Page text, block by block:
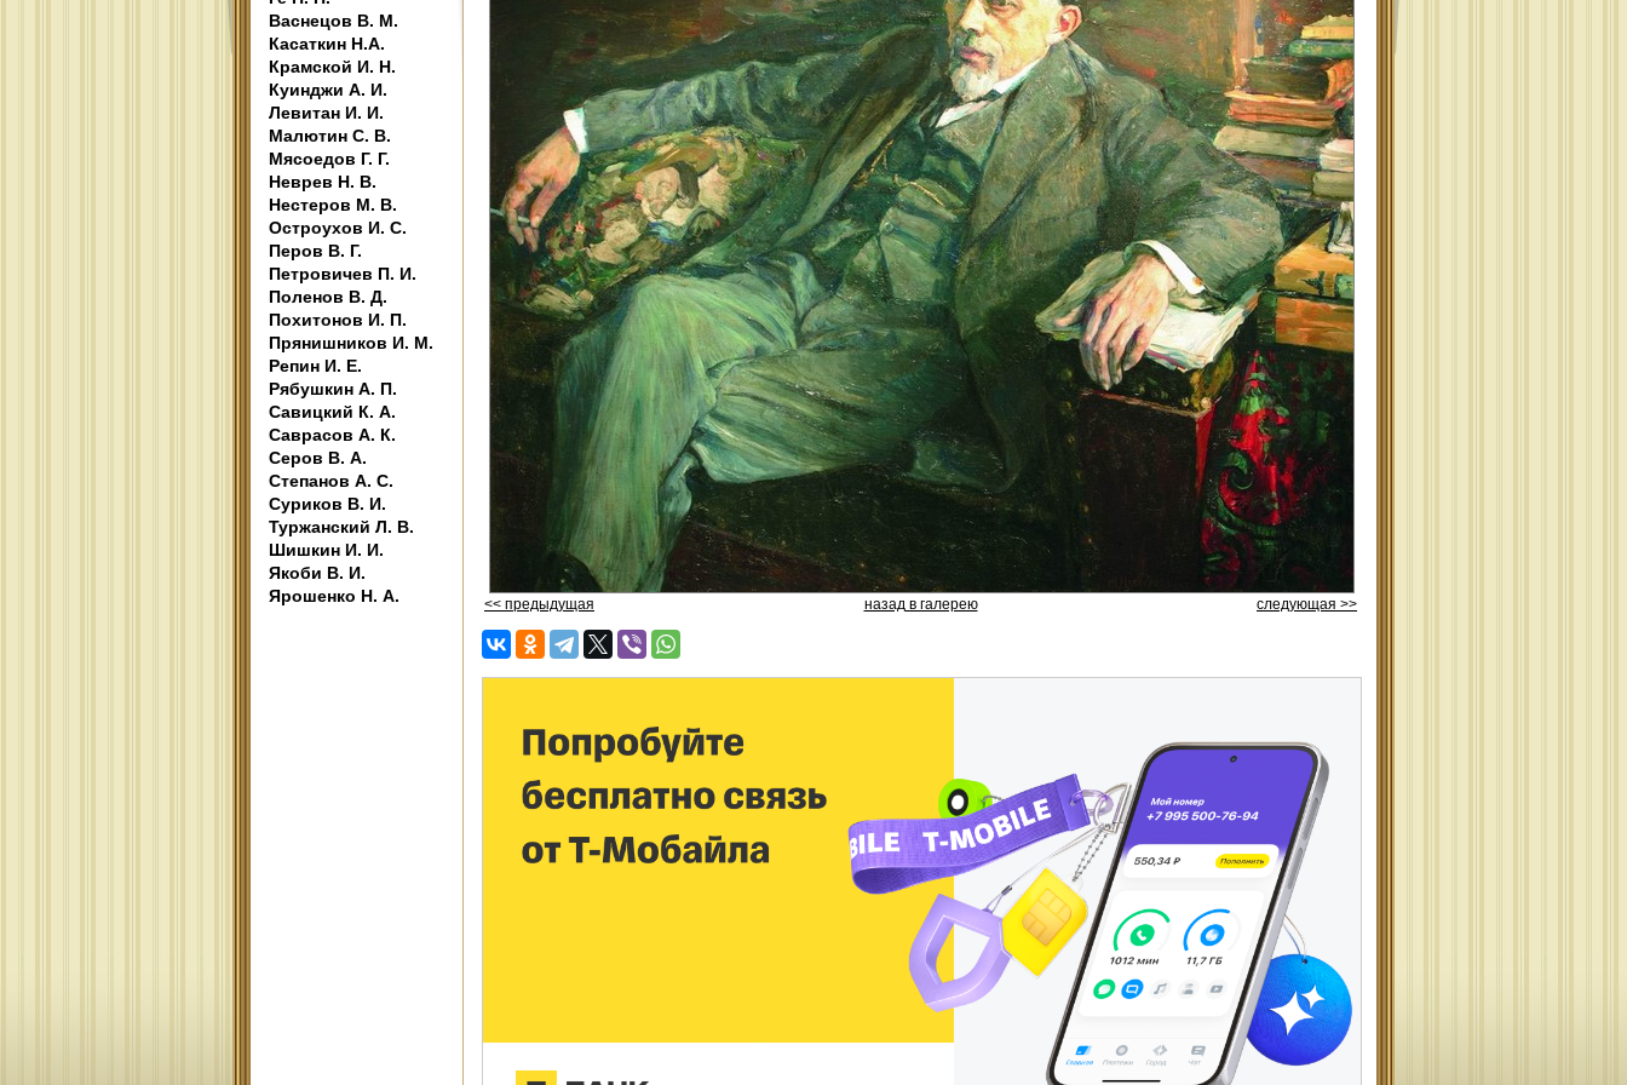
Васнецов В. М.
Касаткин Н.А.
Крамской И. Н.
Куинджи А. И.
Левитан И. И.
Малютин С. В.
Мясоедов Г. Г.
Неврев Н. В.
Нестеров М. В.
Остроухов И. С.
Перов В. Г.
Петровичев П. И.
Поленов В. Д.
Похитонов И. П.
Прянишников И. М.
Репин И. Е.
Рябушкин А. П.
Савицкий К. А.
Саврасов А. К.
Серов В. А.
Степанов А. С.
Суриков В. И.
Туржанский Л. В.
Шишкин И. И.
Якоби В. И.
Ярошенко Н. А.
<< предыдущая назад в галерею следующая >>